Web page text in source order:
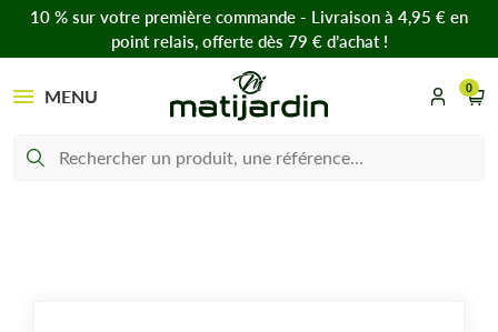
10 % sur votre première commande - Livraison à 4,95 € en
point relais, offerte dès 79 € d’achat !
MENU 0